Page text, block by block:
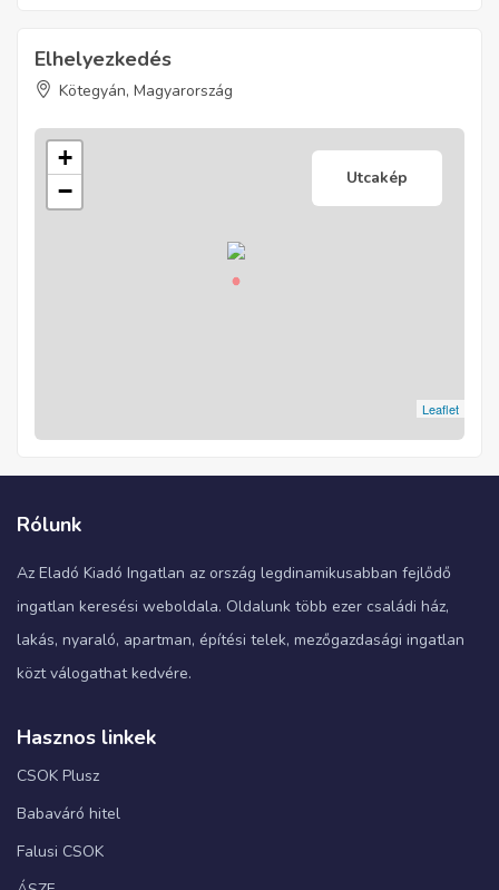
Elhelyezkedés
Kötegyán, Magyarország
+
−
Leaflet
Utcakép
Rólunk
Az Eladó Kiadó Ingatlan az ország legdinamikusabban fejlődő
ingatlan keresési weboldala. Oldalunk több ezer családi ház,
lakás, nyaraló, apartman, építési telek, mezőgazdasági ingatlan
közt válogathat kedvére.
Hasznos linkek
CSOK Plusz
Babaváró hitel
Falusi CSOK